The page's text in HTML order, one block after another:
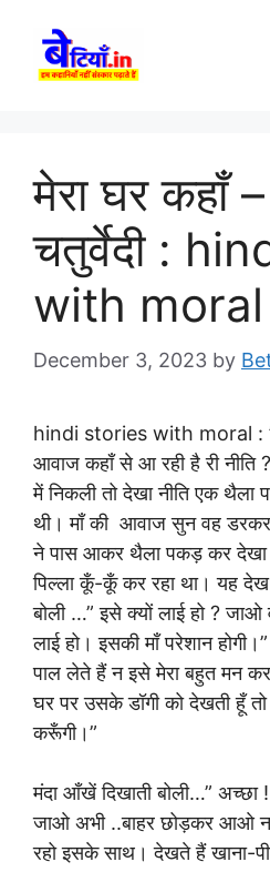
content
मेरा घर कहाँ
चतुर्वेदी :
with moral
December 3, 2023 by
hindi stories with moral :
आवाज कहाँ से आ रही है री नीति
में निकली तो देखा नीति एक थैला
थी। माँ की आवाज सुन वह
ने पास आकर थैला पकड़ कर देखा
पिल्ला कूँ-कूँ कर रहा था। यह देख
बोली …” इसे क्यों लाई हो ?
लाई हो। इसकी माँ परेशान होगी।”
पाल लेते हैं न इसे मेरा बहुत मन
घर पर उसके डॉगी को देखती हूँ
करूँगी।”
मंदा आँखें दिखाती बोली…” अच्छा
जाओ अभी ..बाहर छोड़कर आओ
रहो इसके साथ। देखते हैं खाना-